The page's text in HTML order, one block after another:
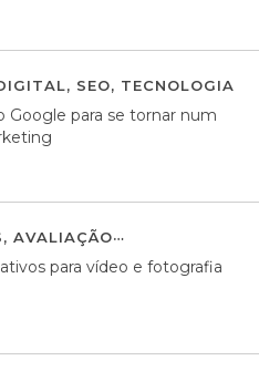
, SEO, TECNOLOGIA
Google para se tornar num
, AVALIAÇÃO
para vídeo e fotografia